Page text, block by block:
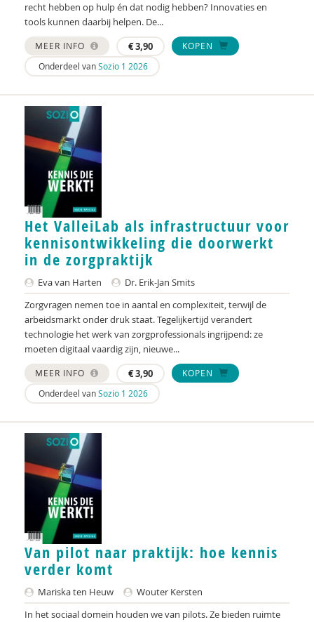
Stef Dingemans
Jerôme van Dongen
Peter Paul Doodkorte
Peter Paul J. Doodkorte
Pieter Dronkers
Jesse Dusseljee
Laura Eckhardt
Madelon Eelderink
Kathalijne Eendhuizen
Esmaralda Ekinci
Floor van den Elzen
Radboud Engbersen
Radboud Engbersen
Monique Engelbertink
Erika Espinola y Vazquez
Maarten Faas
Minne Fekkes
Henk Ferwerda
Mirjam Flantua-Ridderbos
Mark Franken
Renske van der Gaag
Maartje Gardeniers
recht hebben op hulp én dat nodig hebben? Innovaties en
tools kunnen daarbij helpen. De...
MEER INFO €3,90
KOPEN
Onderdeel vanSozio 1 2026
Het ValleiLab als infrastructuur voor
kennisontwikkeling die doorwerkt
in de zorgpraktijk
Eva van Harten
Dr. Erik-Jan Smits
Zorgvragen nemen toe in aantal en complexiteit, terwijl de
arbeidsmarkt onder druk staat. Tegelijkertijd verandert
technologie het werk van zorgprofessionals ingrijpend: ze
moeten digitaal vaardig zijn, nieuwe...
MEER INFO €3,90
KOPEN
Onderdeel vanSozio 1 2026
Van pilot naar praktijk: hoe kennis
verder komt
Mariska ten Heuw
Wouter Kersten
In het sociaal domein houden we van pilots. Ze bieden ruimte